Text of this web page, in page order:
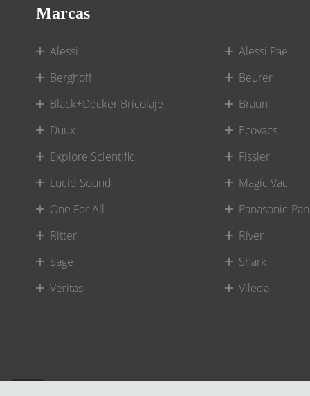
Marcas
Alessi Alessi Pae
Berghoff
Beurer
Black+Decker Bricolaje
Braun
Duux
Ecovacs
Explore Scientific
Fissler
Lucid Sound
Magic Vac
One For All
Panasonic-
Ritter
River
Sage
Shark
Veritas
Vileda